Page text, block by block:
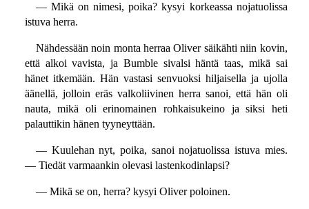
— Mikä on nimesi, poika? kysyi korkeassa nojatuolissa
istuva herra.
Nähdessään noin monta herraa Oliver säikähti niin kovin,
että alkoi vavista, ja Bumble sivalsi häntä taas, mikä sai
hänet itkemään. Hän vastasi senvuoksi hiljaisella ja ujolla
äänellä, jolloin eräs valkoliivinen herra sanoi, että hän oli
nauta, mikä oli erinomainen rohkaisukeino ja siksi heti
palauttikin hänen tyyneyttään.
— Kuulehan nyt, poika, sanoi nojatuolissa istuva mies.
— Tiedät varmaankin olevasi lastenkodinlapsi?
— Mikä se on, herra? kysyi Oliver poloinen.